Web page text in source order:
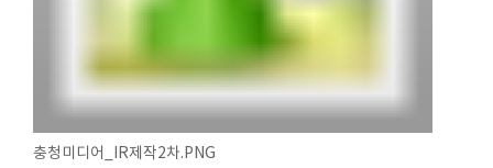
충청미디어_IR제작2차.PNG